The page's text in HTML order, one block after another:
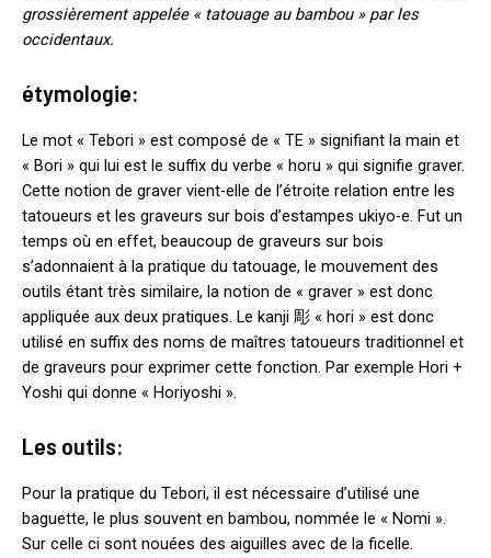
grossièrement appelée « tatouage au bambou » par les
occidentaux.
étymologie:
Le mot « Tebori » est composé de « TE » signifiant la main et
« Bori » qui lui est le suffix du verbe « horu » qui signifie graver.
Cette notion de graver vient-elle de l’étroite relation entre les
tatoueurs et les graveurs sur bois d’estampes ukiyo-e. Fut un
temps où en effet, beaucoup de graveurs sur bois
s’adonnaient à la pratique du tatouage, le mouvement des
outils étant très similaire, la notion de « graver » est donc
appliquée aux deux pratiques. Le kanji 彫 « hori » est donc
utilisé en suffix des noms de maîtres tatoueurs traditionnel et
de graveurs pour exprimer cette fonction. Par exemple Hori +
Yoshi qui donne « Horiyoshi ».
Les outils:
Pour la pratique du Tebori, il est nécessaire d’utilisé une
baguette, le plus souvent en bambou, nommée le « Nomi ».
Sur celle ci sont nouées des aiguilles avec de la ficelle.